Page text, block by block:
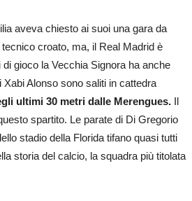
aveva chiesto ai suoi una gara da
croato, ma, il Real Madrid è
gioco la Vecchia Signora ha anche
Alonso sono saliti in cattedra
ultimi 30 metri dalle Merengues. Il
spartito. Le parate di Di Gregorio
stadio della Florida tifano quasi tutti
storia del calcio, la squadra più titolata